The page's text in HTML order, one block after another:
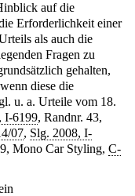
auf die
Erforderlichkeit einer
als auch die
Fragen zu
gehalten,
diese die
u. a. Urteile vom 18.
I-6199, Randnr. 43,
07, Slg. 2008, I-
Mono Car Styling, C-